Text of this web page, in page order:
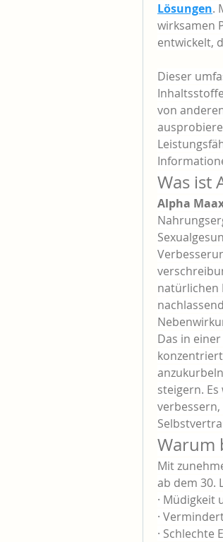
Lösungen.
wirksamen
entwickelt,
Dieser
von
Was ist
Alpha
natürlichen
Das in
steigern.
Warum
Mit
ab dem 30.
· Müdigkeit
·
· Schlechte